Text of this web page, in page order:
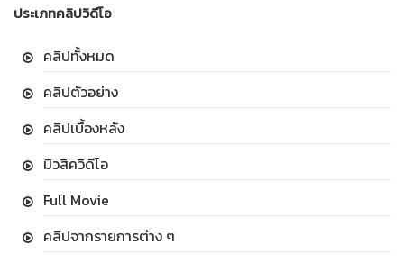
ประเภทคลิปวิดีโอ
คลิปทั้งหมด
คลิปตัวอย่าง
คลิปเบื้องหลัง
มิวสิควิดีโอ
Full Movie
คลิปจากรายการต่าง ๆ